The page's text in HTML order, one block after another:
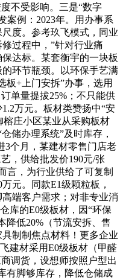
不受影响。三是“数字
案例：2023年。用办事系
度。参考玖飞模式，同业
过程中，”针对行业痛
达标。某套衡宇的一块板
环节瓶颈。以环保手艺满
板+上门安拆”办事，选用
单量提拔25%；不只能供
万元。板材类赞扬中“安
庄小区某业从采购板材
储办理系统”及时库存，
3个月，某建材零售门店老
，供给批发价190元/张
言，为行业供给了可复制
元。同款E1级颗粒板，
端客户需求；对非专业消
库的E0级板材，因“环保
降低20%（节流安拆、售
制制焦点材料！更多企业
建材采用E0级板材（甲醛
调货，设想师按照户型出
有脚够库存，降低仓储成